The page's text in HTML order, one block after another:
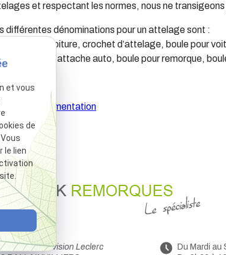
et respectant les normes, nous ne transigeons
différentes dénominations pour un attelage sont :
pour voiture, crochet d’attelage, boule pour
voiture, attache auto, boule pour remorque,
la documentation
de la Division Leclerc
Du Mardi au
et vous
de
le lien